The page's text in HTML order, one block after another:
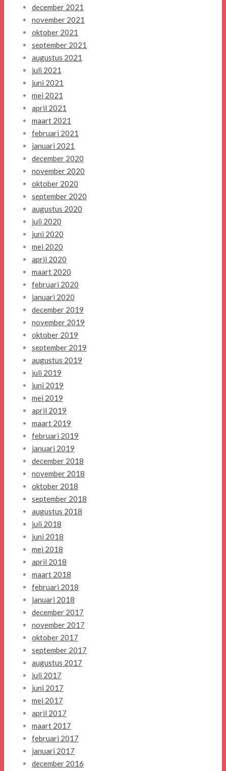
december 2021
november 2021
oktober 2021
september 2021
augustus 2021
juli 2021
juni 2021
mei 2021
april 2021
maart 2021
februari 2021
januari 2021
december 2020
november 2020
oktober 2020
september 2020
augustus 2020
juli 2020
juni 2020
mei 2020
april 2020
maart 2020
februari 2020
januari 2020
december 2019
november 2019
oktober 2019
september 2019
augustus 2019
juli 2019
juni 2019
mei 2019
april 2019
maart 2019
februari 2019
januari 2019
december 2018
november 2018
oktober 2018
september 2018
augustus 2018
juli 2018
juni 2018
mei 2018
april 2018
maart 2018
februari 2018
januari 2018
december 2017
november 2017
oktober 2017
september 2017
augustus 2017
juli 2017
juni 2017
mei 2017
april 2017
maart 2017
februari 2017
januari 2017
december 2016